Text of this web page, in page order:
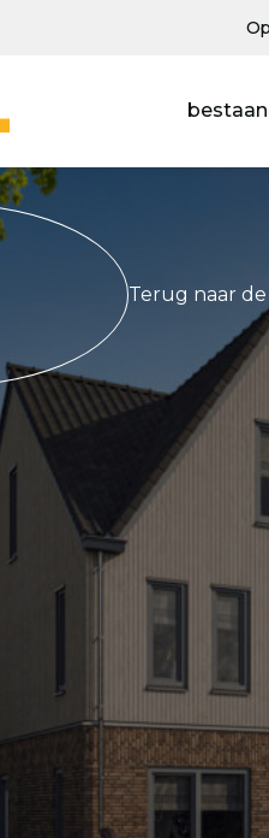
Terug naar